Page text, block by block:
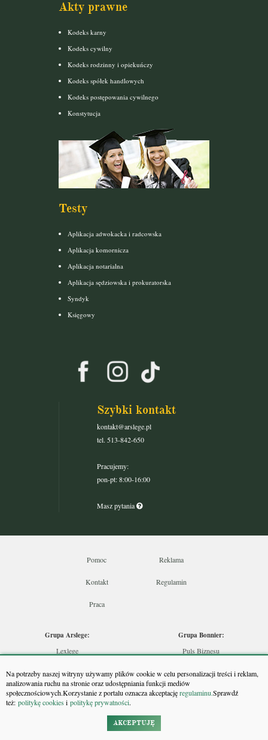
Na potrzeby naszej witryny używamy plików cookie w celu personalizacji treści i reklam,
analizowania ruchu na stronie oraz udostępniania funkcji mediów
społecznościowych.Korzystanie z portalu oznacza akceptacjęregulaminu.Sprawdź
też: politykę cookiesi politykę prywatności.
AKCEPTUJĘ
Akty prawne
Kodeks karny
Kodeks cywilny
Kodeks rodzinny i opiekuńczy
Kodeks spółek handlowych
Kodeks postępowania cywilnego
Konstytucja
Testy
Aplikacja adwokacka i radcowska
Aplikacja komornicza
Aplikacja notarialna
Aplikacja sędziowska i prokuratorska
Syndyk
Księgowy
Szybki kontakt
kontakt@arslege.pl
tel. 513-842-650
Pracujemy:
pon-pt: 8:00-16:00
Masz pytania
Pomoc Reklama
Kontakt Regulamin
Praca
Grupa Arslege:
Lexlege
Skarbowcy
Urzędnik
Rzeczoznawca
Grupa Bonnier:
Puls Biznesu
Puls Medycyny
Monitor Firm